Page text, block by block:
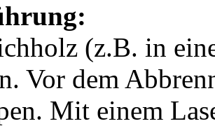
(z.B. in
Vor dem
Mit einem